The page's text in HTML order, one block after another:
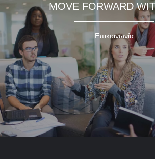
MOVE FORWARD
Επικοινωνία